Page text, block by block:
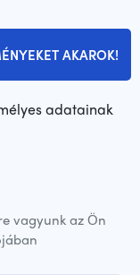
AKAROK!
adatainak
vagyunk az Ön